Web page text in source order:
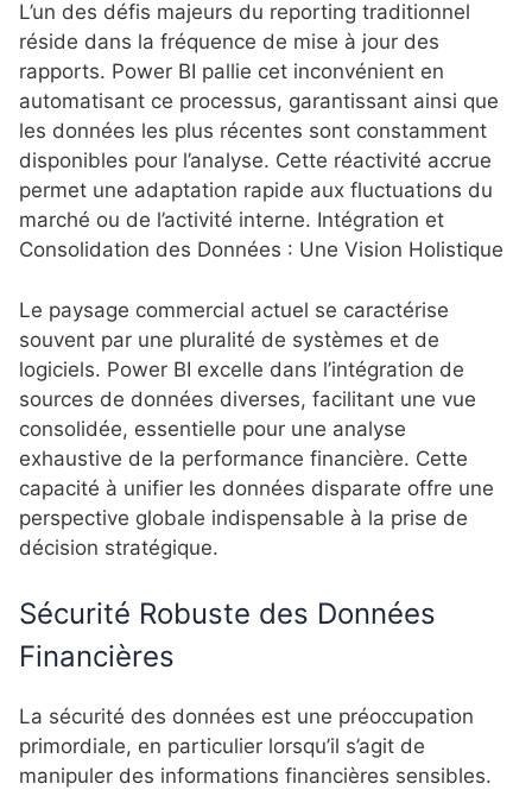
L’un des défis majeurs du reporting traditionnel
réside dans la fréquence de mise à jour des
rapports. Power BI pallie cet inconvénient en
automatisant ce processus, garantissant ainsi que
les données les plus récentes sont constamment
disponibles pour l’analyse. Cette réactivité accrue
permet une adaptation rapide aux fluctuations du
marché ou de l’activité interne. Intégration et
Consolidation des Données : Une Vision Holistique
Le paysage commercial actuel se caractérise
souvent par une pluralité de systèmes et de
logiciels. Power BI excelle dans l’intégration de
sources de données diverses, facilitant une vue
consolidée, essentielle pour une analyse
exhaustive de la performance financière. Cette
capacité à unifier les données disparate offre une
perspective globale indispensable à la prise de
décision stratégique.
Sécurité Robuste des Données
Financières
La sécurité des données est une préoccupation
primordiale, en particulier lorsqu’il s’agit de
manipuler des informations financières sensibles.